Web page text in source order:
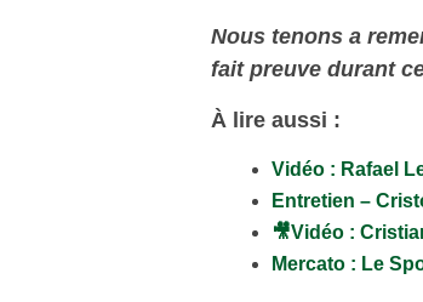
Nous tenons a
fait preuve durant
À lire aussi :
Vidéo : Rafael
Entretien –
🎥Vidéo :
Mercato : Le